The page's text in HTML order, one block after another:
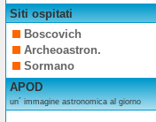
Siti ospitati
Boscovich
Archeoastron.
Sormano
APOD
un´ immagine astronomica al giorno